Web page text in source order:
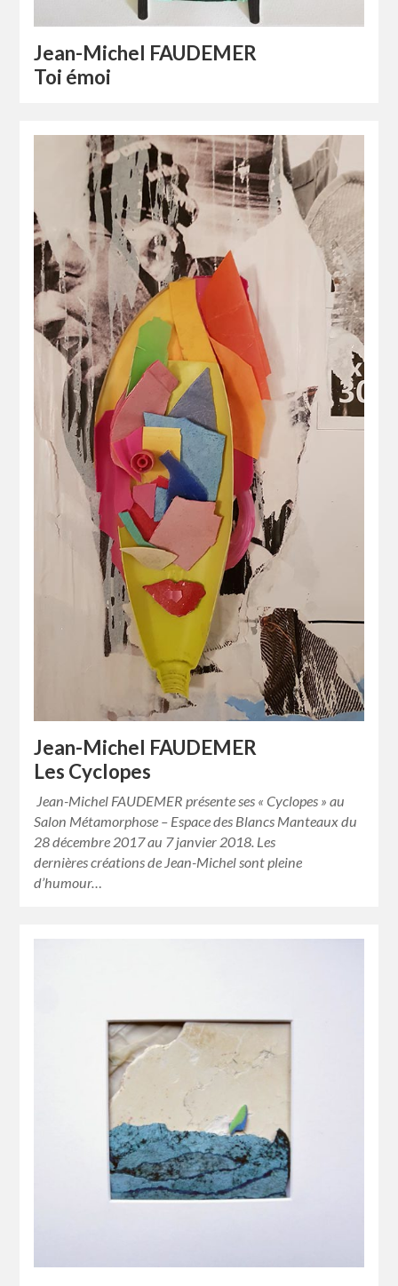
Jean-Michel FAUDEMER
Toi émoi
Jean-Michel FAUDEMER
Les Cyclopes
Jean-Michel FAUDEMER présente ses « Cyclopes » au
Salon Métamorphose – Espace des Blancs Manteaux du
28 décembre 2017 au 7 janvier 2018. Les
dernières créations de Jean-Michel sont pleine
d’humour…